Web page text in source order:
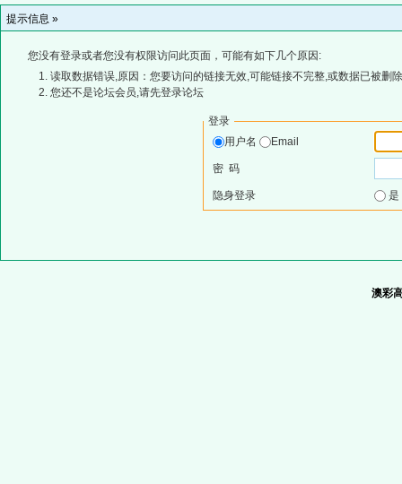
提示信息 »
您没有登录或者您没有权限访问此页面，可能有如下几个原因:
读取数据错误,原因：您要访问的链接无效,可能链接不完整,或数据已被删
您还不是论坛会员,请先登录论坛
登录
用户名
Email
密 码
隐身登录
澳彩